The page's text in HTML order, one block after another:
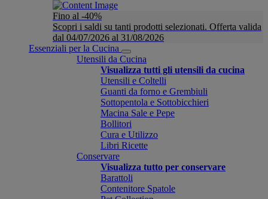
Fino al -40%
Scopri i saldi su tanti prodotti selezionati. Offerta valida
dal 04/07/2026 al 31/08/2026
Essenziali per la Cucina
Utensili da Cucina
Visualizza tutti gli utensili da cucina
Utensili e Coltelli
Guanti da forno e Grembiuli
Sottopentola e Sottobicchieri
Macina Sale e Pepe
Bollitori
Cura e Utilizzo
Libri Ricette
Conservare
Visualizza tutto per conservare
Barattoli
Contenitore Spatole